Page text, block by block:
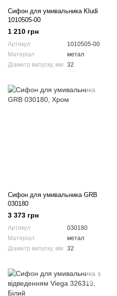
Сифон для умивальника Kludi
1010505-00
1 210 грн
Артикул
1010505-00
Матеріал
метал
Діаметр випуску, мм 32
Сифон для умивальника GRB
030180
3 373 грн
Артикул
030180
Матеріал
метал
Діаметр випуску, мм 32